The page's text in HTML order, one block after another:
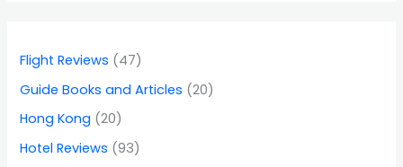
Flight Reviews (47)
Guide Books and Articles (20)
Hong Kong (20)
Hotel Reviews (93)